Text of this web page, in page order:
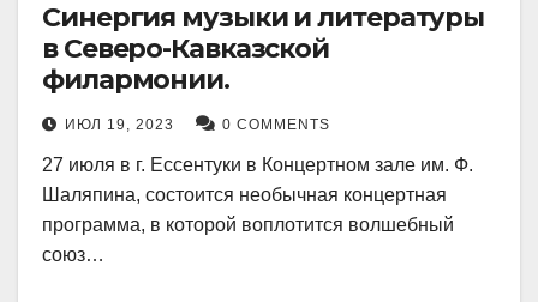
Синергия музыки и литературы
в Северо-Кавказской
филармонии.
ИЮЛ 19, 2023 0 COMMENTS
27 июля в г. Ессентуки в Концертном зале им. Ф.
Шаляпина, состоится необычная концертная
программа, в которой воплотится волшебный
союз…